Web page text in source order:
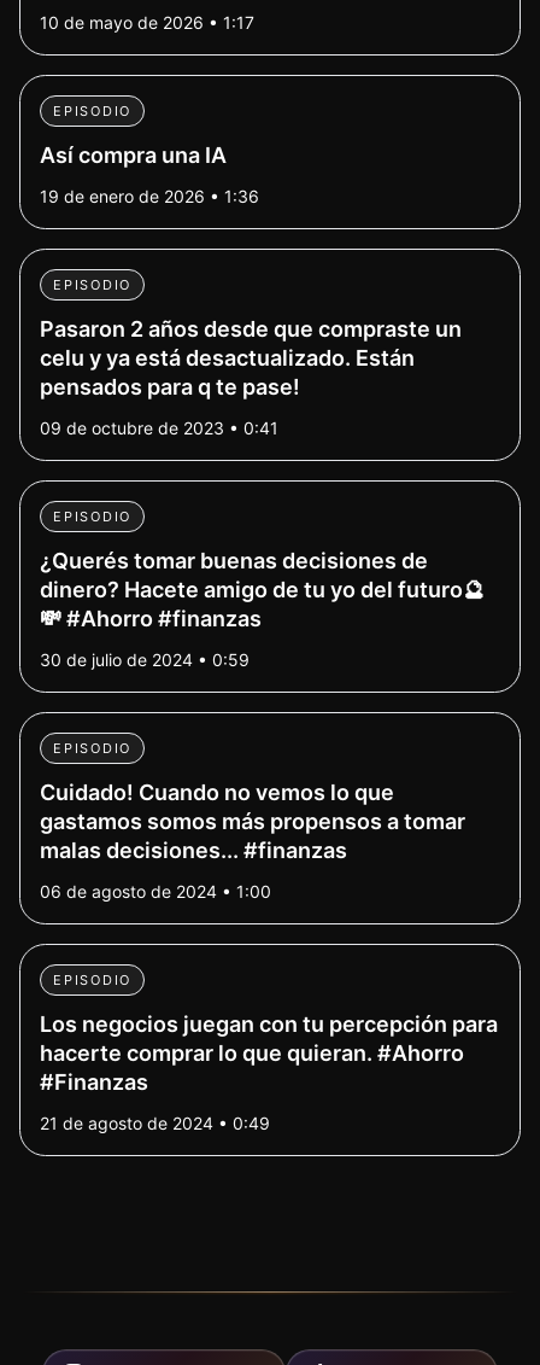
10 de mayo de 2026 • 1:17
EPISODIO
Así compra una IA
19 de enero de 2026 • 1:36
EPISODIO
Pasaron 2 años desde que compraste un
celu y ya está desactualizado. Están
pensados para q te pase!
09 de octubre de 2023 • 0:41
EPISODIO
¿Querés tomar buenas decisiones de
dinero? Hacete amigo de tu yo del futuro🔮
💸 #Ahorro #finanzas
30 de julio de 2024 • 0:59
EPISODIO
Cuidado! Cuando no vemos lo que
gastamos somos más propensos a tomar
malas decisiones... #finanzas
06 de agosto de 2024 • 1:00
EPISODIO
Los negocios juegan con tu percepción para
hacerte comprar lo que quieran. #Ahorro
#Finanzas
21 de agosto de 2024 • 0:49